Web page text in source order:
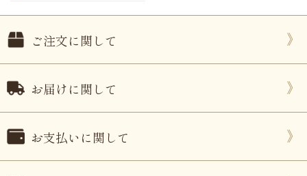
ご注文に関して
お届けに関して
お支払いに関して